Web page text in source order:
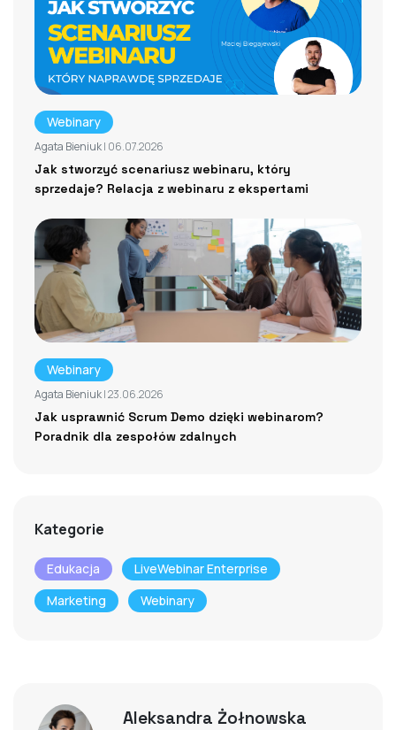
Webinary
Agata Bieniuk| 06.07.2026
Jak stworzyć scenariusz webinaru, który
sprzedaje? Relacja z webinaru z ekspertami
Webinary
Agata Bieniuk| 23.06.2026
Jak usprawnić Scrum Demo dzięki webinarom?
Poradnik dla zespołów zdalnych
Kategorie
Edukacja
LiveWebinar Enterprise
Marketing
Webinary
Aleksandra Żołnowska